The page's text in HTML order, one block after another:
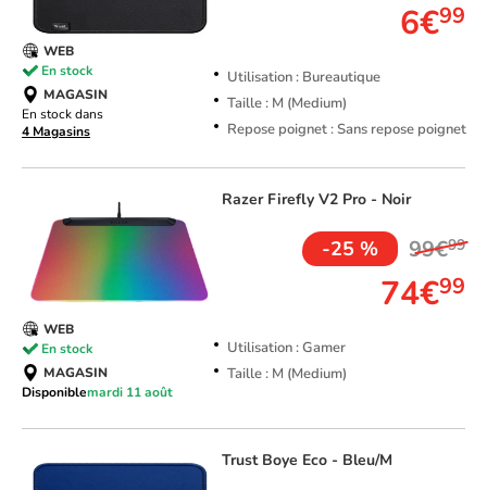
6€99
Utilisation : Bureautique
Taille : M (Medium)
Repose poignet : Sans repose poignet
WEB
En stock
MAGASIN
En stock dans
4 Magasins
Razer Firefly V2 Pro - Noir
-25 % 99€99
74€99
Utilisation : Gamer
Taille : M (Medium)
WEB
En stock
MAGASIN
Disponiblemardi 11 août
Trust Boye Eco - Bleu/M